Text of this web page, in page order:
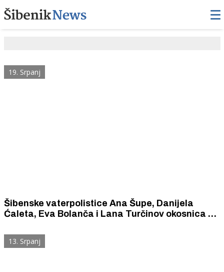
19. Srpanj
Šibenske vaterpolistice Ana Šupe, Danijela
Ćaleta, Eva Bolanča i Lana Turčinov okosnica su
prvenstvu
13. Srpanj